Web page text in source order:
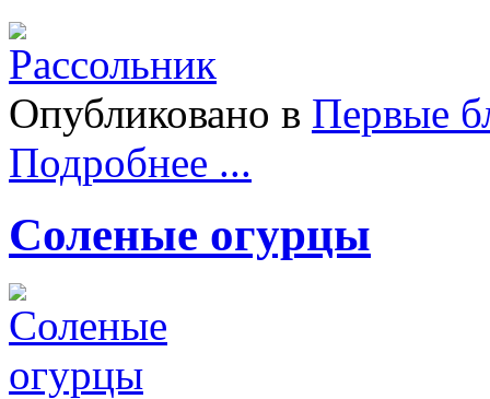
Опубликовано в Первые
Подробнее ...
Соленые огурцы